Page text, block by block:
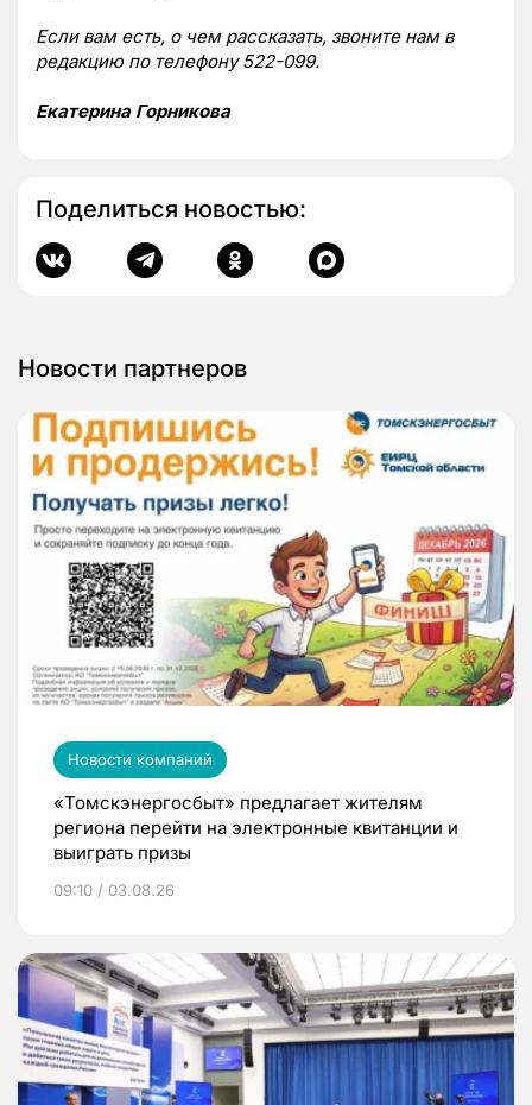
Если вам есть, о чем рассказать, звоните нам в
редакцию по телефону 522-099.
Екатерина Горникова
Поделиться новостью:
Новости партнеров
Новости компаний
«Томскэнергосбыт» предлагает жителям
региона перейти на электронные квитанции и
выиграть призы
09:10 / 03.08.26